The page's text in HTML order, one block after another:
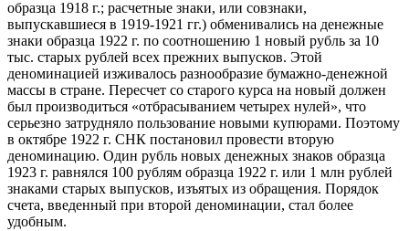
образца 1918 г.; расчетные знаки, или совзнаки,
выпускавшиеся в 1919-1921 гг.) обменивались на денежные
знаки образца 1922 г. по соотношению 1 новый рубль за 10
тыс. старых рублей всех прежних выпусков. Этой
деноминацией изживалось разнообразие бумажно-денежной
массы в стране. Пересчет со старого курса на новый должен
был производиться «отбрасыванием четырех нулей», что
серьезно затрудняло пользование новыми купюрами. Поэтому
в октябре 1922 г. СНК постановил провести вторую
деноминацию. Один рубль новых денежных знаков образца
1923 г. равнялся 100 рублям образца 1922 г. или 1 млн рублей
знаками старых выпусков, изъятых из обращения. Порядок
счета, введенный при второй деноминации, стал более
удобным.